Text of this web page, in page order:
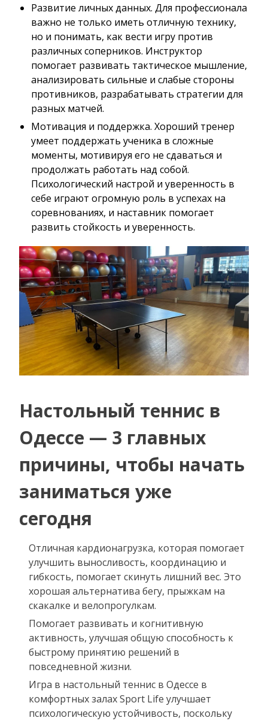
Развитие личных данных. Для профессионала
важно не только иметь отличную технику,
но и понимать, как вести игру против
различных соперников. Инструктор
помогает развивать тактическое мышление,
анализировать сильные и слабые стороны
противников, разрабатывать стратегии для
разных матчей.
Мотивация и поддержка. Хороший тренер
умеет поддержать ученика в сложные
моменты, мотивируя его не сдаваться и
продолжать работать над собой.
Психологический настрой и уверенность в
себе играют огромную роль в успехах на
соревнованиях, и наставник помогает
развить стойкость и уверенность.
Настольный теннис в
Одессе — 3 главных
причины, чтобы начать
заниматься уже
сегодня
Отличная кардионагрузка, которая помогает
улучшить выносливость, координацию и
гибкость, помогает скинуть лишний вес. Это
хорошая альтернатива бегу, прыжкам на
скакалке и велопрогулкам.
Помогает развивать и когнитивную
активность, улучшая общую способность к
быстрому принятию решений в
повседневной жизни.
Игра в настольный теннис в Одессе в
комфортных залах Sport Life улучшает
психологическую устойчивость, поскольку